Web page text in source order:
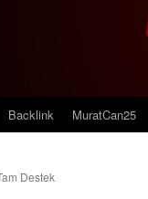
Backlink MuratCan25
Destek